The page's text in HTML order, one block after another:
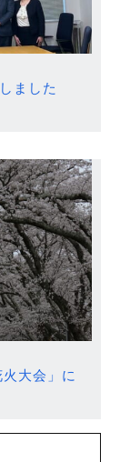
ました
大会」に